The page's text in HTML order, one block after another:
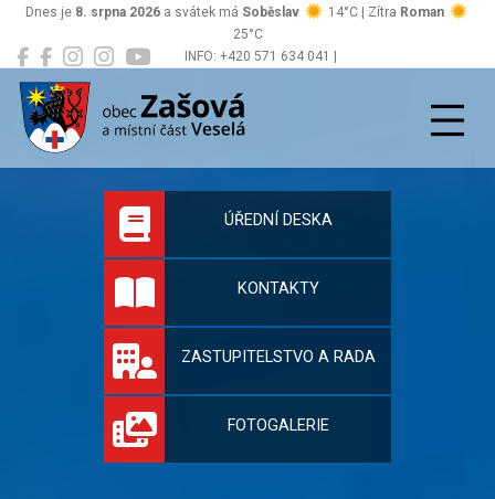
INFO: +420 571 634 041 |
Dnes je 8. srpna 2026 a svátek má Soběslav 14°C | Zítra Roman
25°C
Zašová
Oficiální stránky
ÚŘEDNÍ DESKA
KONTAKTY
ZASTUPITELSTVO A RADA
FOTOGALERIE